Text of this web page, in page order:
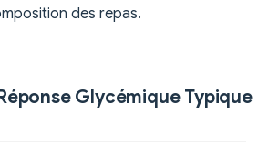
des repas.
Glycémique Typique